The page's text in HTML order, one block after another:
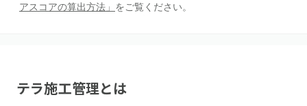
アスコアの算出方法」 をご覧ください。
テラ施工管理とは